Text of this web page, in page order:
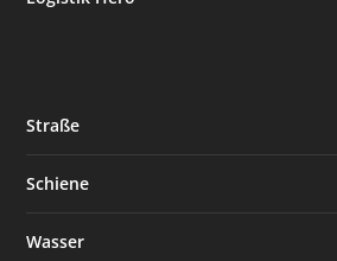
Straße
Schiene
Wasser